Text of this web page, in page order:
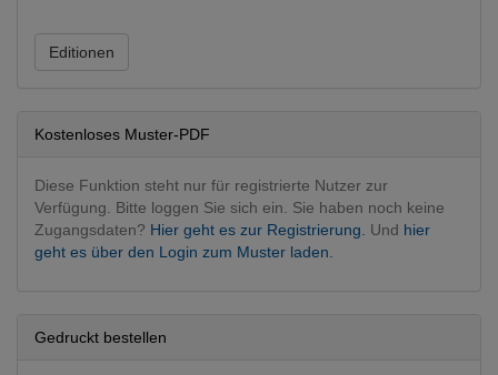
Editionen
Kostenloses Muster-PDF
Diese Funktion steht nur für registrierte Nutzer zur
Verfügung. Bitte loggen Sie sich ein. Sie haben noch keine
Zugangsdaten? Hier geht es zur Registrierung. Und hier
geht es über den Login zum Muster laden.
Gedruckt bestellen